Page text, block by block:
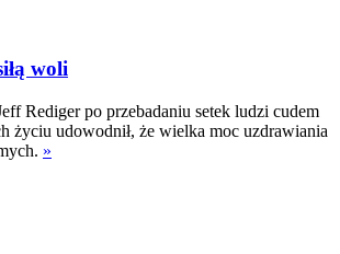
woli
Rediger po przebadaniu setek ludzi cudem
życiu udowodnił, że wielka moc uzdrawiania
»